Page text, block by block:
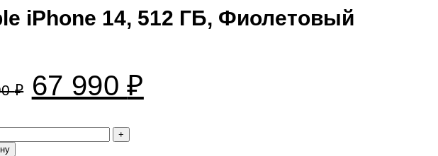
iPhone 14, 512 ГБ, Фиолетовый
₽ 67 990₽